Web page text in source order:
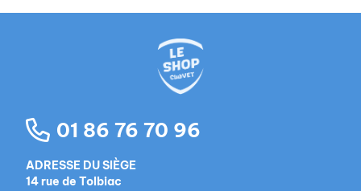
01 86 76 70 96
ADRESSE DU SIÈGE
14 rue de Tolbiac